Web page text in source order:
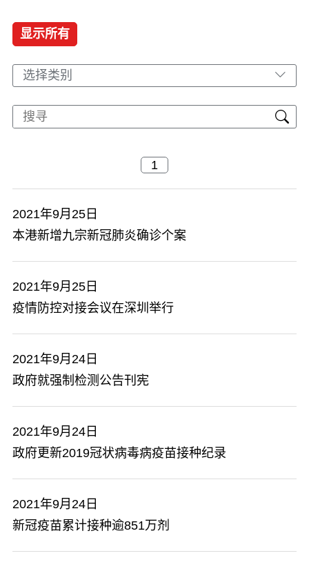
显示所有
选择类别
2021年9月25日
本港新增九宗新冠肺炎确诊个案
2021年9月25日
疫情防控对接会议在深圳举行
2021年9月24日
政府就强制检测公告刊宪
2021年9月24日
​政府更新2019冠状病毒病疫苗接种纪录
2021年9月24日
新冠疫苗累计接种逾851万剂